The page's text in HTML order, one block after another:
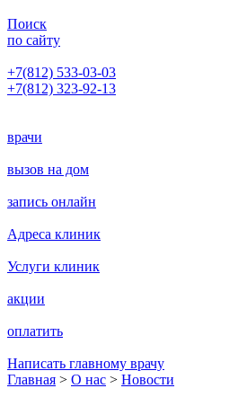
Поиск
по сайту
+7(812) 533-03-03
+7(812) 323-92-13
врачи
вызов на дом
запись онлайн
Адреса клиник
Услуги клиник
акции
оплатить
Написать главному врачу
Главная > О нас > Новости